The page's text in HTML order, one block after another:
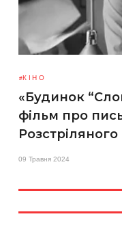
КІНО
«Будинок
фільм про
09 Травня 2024